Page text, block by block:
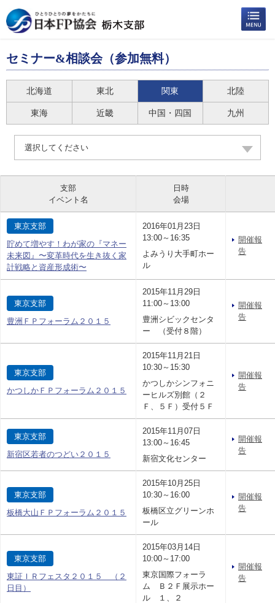
セミナー&相談会（参加無料）
北海道 東北 関東 北陸
東海 近畿 中国・四国 九州
選択してください
支部
イベント名
日時
会場
東京支部
貯めて増やす！わが家の『マネー
未来図』〜変革時代を生き抜く家
計戦略と資産形成術〜
2016年01月23日
13:00～16:35
よみうり大手町ホー
ル
開催報
告
東京支部
豊洲ＦＰフォーラム２０１５
2015年11月29日
11:00～13:00
豊洲シビックセンタ
ー （受付８階）
開催報
告
東京支部
かつしかＦＰフォーラム２０１５
2015年11月21日
10:30～15:30
かつしかシンフォニ
ーヒルズ別館（２
Ｆ、５Ｆ）受付５Ｆ
開催報
告
東京支部
新宿区若者のつどい２０１５
2015年11月07日
13:00～16:45
新宿文化センター
開催報
告
東京支部
板橋大山ＦＰフォーラム２０１５
2015年10月25日
10:30～16:00
板橋区立グリーンホ
ール
開催報
告
東京支部
東証ＩＲフェスタ２０１５ （２
日目）
2015年03月14日
10:00～17:00
東京国際フォーラ
ム Ｂ２Ｆ展示ホー
ル １、２
開催報
告